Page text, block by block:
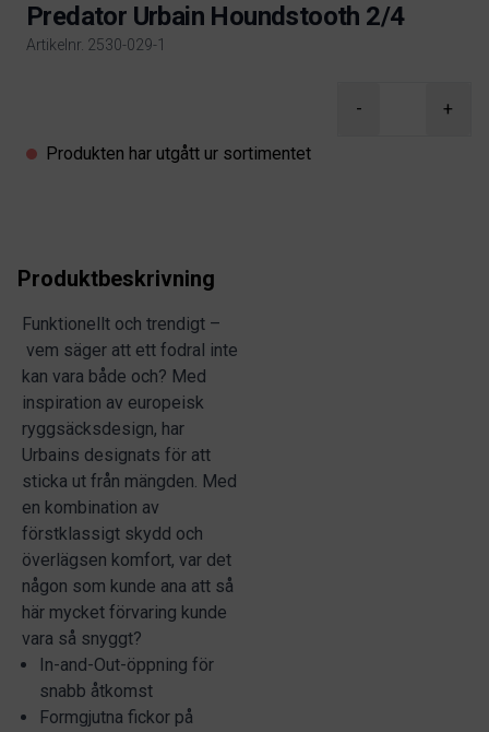
Predator Urbain Houndstooth 2/4
Artikelnr. 2530-029-1
- +
Produkten har utgått ur sortimentet
Produktbeskrivning
Funktionellt och trendigt –
vem säger att ett fodral inte
kan vara både och? Med
inspiration av europeisk
ryggsäcksdesign, har
Urbains designats för att
sticka ut från mängden. Med
en kombination av
förstklassigt skydd och
överlägsen komfort, var det
någon som kunde ana att så
här mycket förvaring kunde
vara så snyggt?
In-and-Out-öppning för
snabb åtkomst
Formgjutna fickor på